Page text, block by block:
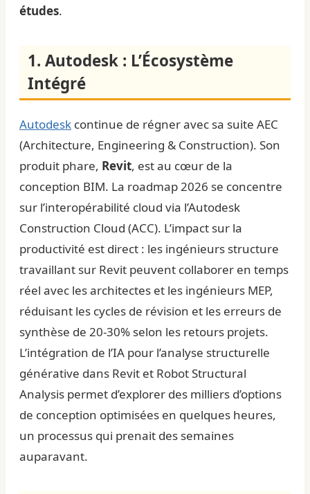
études.
1. Autodesk : L’Écosystème
Intégré
Autodesk continue de régner avec sa suite AEC
(Architecture, Engineering & Construction). Son
produit phare, Revit, est au cœur de la
conception BIM. La roadmap 2026 se concentre
sur l’interopérabilité cloud via l’Autodesk
Construction Cloud (ACC). L’impact sur la
productivité est direct : les ingénieurs structure
travaillant sur Revit peuvent collaborer en temps
réel avec les architectes et les ingénieurs MEP,
réduisant les cycles de révision et les erreurs de
synthèse de 20-30% selon les retours projets.
L’intégration de l’IA pour l’analyse structurelle
générative dans Revit et Robot Structural
Analysis permet d’explorer des milliers d’options
de conception optimisées en quelques heures,
un processus qui prenait des semaines
auparavant.